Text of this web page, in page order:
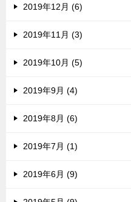
2019年12月 (6)
2019年11月 (3)
2019年10月 (5)
2019年9月 (4)
2019年8月 (6)
2019年7月 (1)
2019年6月 (9)